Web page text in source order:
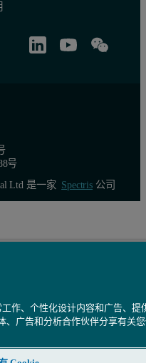
Ltd 是一家 Spectris公司
作、个性化设计内容和广告、提
、广告和分析合作伙伴分享有关